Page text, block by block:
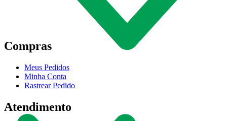
Compras
Meus Pedidos
Minha Conta
Rastrear Pedido
Atendimento